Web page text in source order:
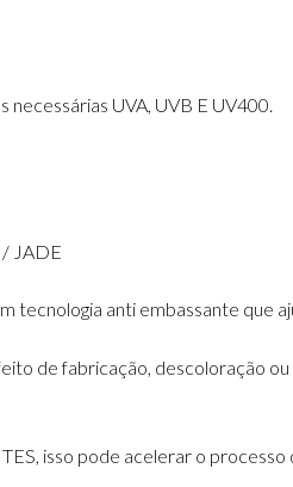
UVA, UVB E UV400.
JADE
tecnologia anti embassante que
de fabricação, descoloração ou
isso pode acelerar o